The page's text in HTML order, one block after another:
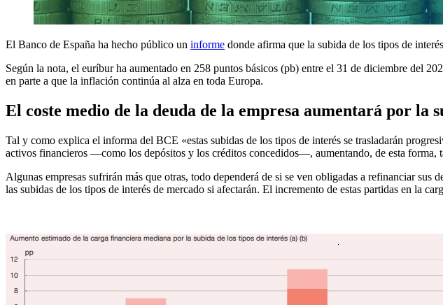
El Banco de España ha hecho público un informe donde afirma que la subida de los tipos de
Según la nota, el euríbur ha aumentado en 258 puntos básicos (pb) entre el 31 de diciembre del
en parte a que la inflación continúa al alza en toda Europa.
El coste medio de la deuda de la empresa aumentará por la
Tal y como explica el informa del BCE «estas subidas de los tipos de interés se trasladarán
activos financieros —como los depósitos y los créditos concedidos—, aumentando, de esta forma,
Algunas empresas sufrirán más que otras, todo dependerá de si se ven obligadas a refinanciar
las subidas de los tipos de interés de mercado si afectarán. El incremento de estas partidas en la